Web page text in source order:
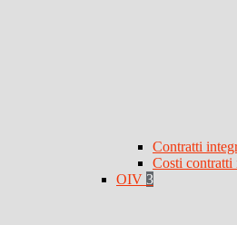
Contratti
Costi contratti
OIV 3